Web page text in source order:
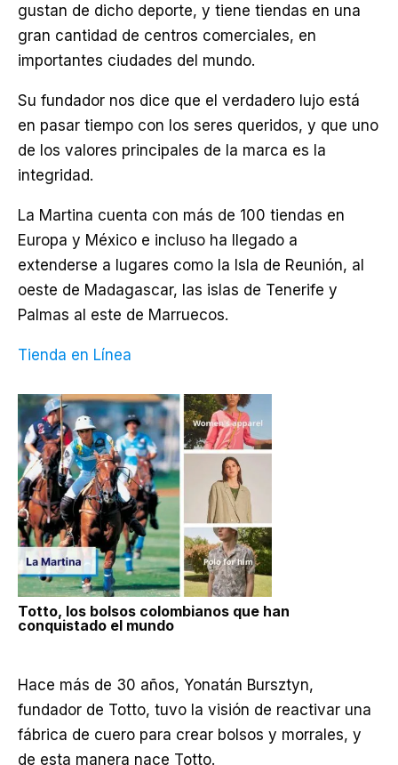
gustan de dicho deporte, y tiene tiendas en una
gran cantidad de centros comerciales, en
importantes ciudades del mundo.
Su fundador nos dice que el verdadero lujo está
en pasar tiempo con los seres queridos, y que uno
de los valores principales de la marca es la
integridad.
La Martina cuenta con más de 100 tiendas en
Europa y México e incluso ha llegado a
extenderse a lugares como la Isla de Reunión, al
oeste de Madagascar, las islas de Tenerife y
Palmas al este de Marruecos.
Tienda en Línea
Totto, los bolsos colombianos que han
conquistado el mundo
Hace más de 30 años, Yonatán Bursztyn,
fundador de Totto, tuvo la visión de reactivar una
fábrica de cuero para crear bolsos y morrales, y
de esta manera nace Totto.